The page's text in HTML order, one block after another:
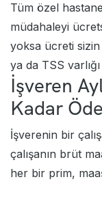
Tüm özel
müdahaleyi
yoksa ücreti
ya da TSS
İşveren
Kadar
İşverenin bir
çalışanın brüt
her bir prim,